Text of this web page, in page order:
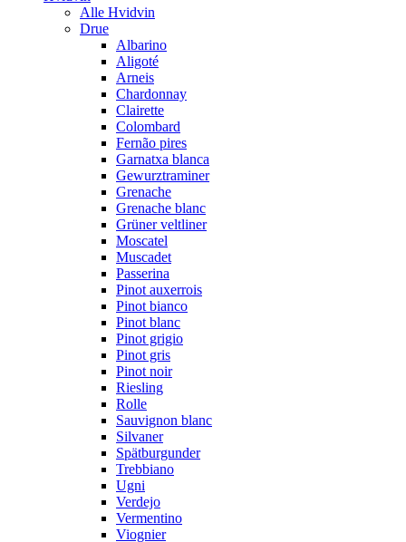
Alle Hvidvin
Drue
Albarino
Aligoté
Arneis
Chardonnay
Clairette
Colombard
Fernão pires
Garnatxa blanca
Gewurztraminer
Grenache
Grenache blanc
Grüner veltliner
Moscatel
Muscadet
Passerina
Pinot auxerrois
Pinot bianco
Pinot blanc
Pinot grigio
Pinot gris
Pinot noir
Riesling
Rolle
Sauvignon blanc
Silvaner
Spätburgunder
Trebbiano
Ugni
Verdejo
Vermentino
Viognier